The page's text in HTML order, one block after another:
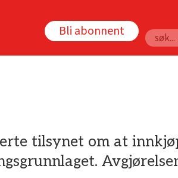
Bli abonnent
Søk
tilsynet om at